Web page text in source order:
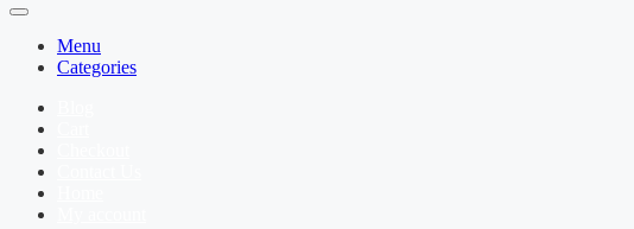
Menu
Categories